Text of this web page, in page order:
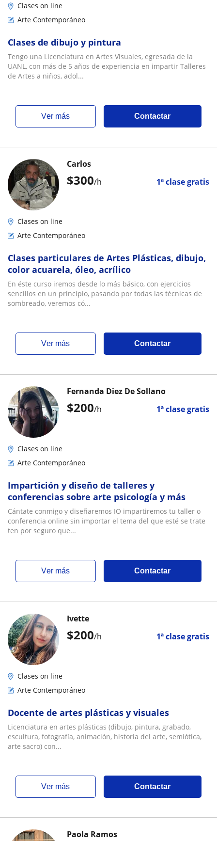
Clases on line
Arte Contemporáneo
Clases de dibujo y pintura
Tengo una Licenciatura en Artes Visuales, egresada de la
UANL, con más de 5 años de experiencia en impartir Talleres
de Artes a niños, adol...
ver más Contactar
$300/h 1ª clase gratis
Carlos
Clases on line
Arte Contemporáneo
Clases particulares de Artes Plásticas, dibujo,
color acuarela, óleo, acrílico
En éste curso iremos desde lo más básico, con ejercicios
sencillos en un principio, pasando por todas las técnicas de
sombreado, veremos có...
ver más Contactar
$200/h 1ª clase gratis
Fernanda Diez De Sollano
Clases on line
Arte Contemporáneo
Impartición y diseño de talleres y
conferencias sobre arte psicología y más
Cántate conmigo y diseñaremos IO impartiremos tu taller o
conferencia online sin importar el tema del que esté se trate
ten por seguro que...
ver más Contactar
$200/h 1ª clase gratis
Ivette
Clases on line
Arte Contemporáneo
Docente de artes plásticas y visuales
Licenciatura en artes plásticas (dibujo, pintura, grabado,
escultura, fotografía, animación, historia del arte, semiótica,
arte sacro) con...
ver más Contactar
Paola Ramos